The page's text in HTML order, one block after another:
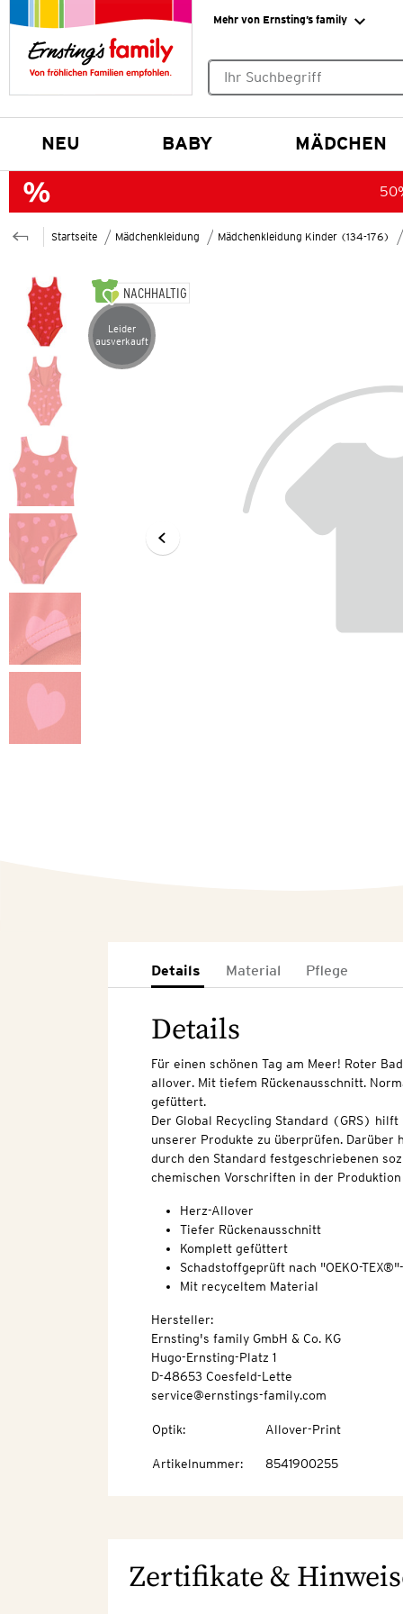
Mehr von Ernsting’s family
NEU BABY MÄDCHEN
Startseite Mädchenkleidung Mädchenkleidung Kinder (134-176)
NACHHALTIG
Artikel leider ausverkauft
Leider
ausverkauft
Details Material Pflege
Details
Für einen schönen Tag am Meer! Roter
allover. Mit tiefem Rückenausschnitt.
gefüttert.
Der Global Recycling Standard (GRS) hilft
unserer Produkte zu überprüfen. Darüber
durch den Standard festgeschriebenen
chemischen Vorschriften in der
Herz-Allover
Tiefer Rückenausschnitt
Komplett gefüttert
Schadstoffgeprüft nach "OEKO-
Mit recyceltem Material
Hersteller:
Ernsting's family GmbH & Co. KG
Hugo-Ernsting-Platz 1
D-48653 Coesfeld-Lette
service@ernstings-family.com
Optik: Allover-Print
Artikelnummer: 8541900255
Zertifikate &